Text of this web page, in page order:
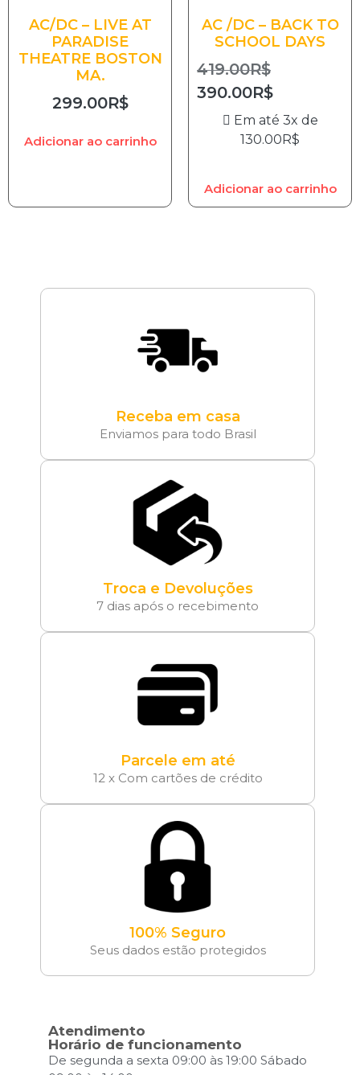
AC/DC – LIVE AT
PARADISE
THEATRE BOSTON
MA.
299.00R$
Adicionar ao carrinho
AC /DC – BACK TO
SCHOOL DAYS
419.00R$
390.00R$
Em até 3x de
130.00R$
Adicionar ao carrinho
Receba em casa
Enviamos para todo Brasil
Troca e Devoluções
7 dias após o recebimento
Parcele em até
12 x Com cartões de crédito
100% Seguro
Seus dados estão protegidos
Atendimento
Horário de funcionamento
De segunda a sexta 09:00 às 19:00 Sábado